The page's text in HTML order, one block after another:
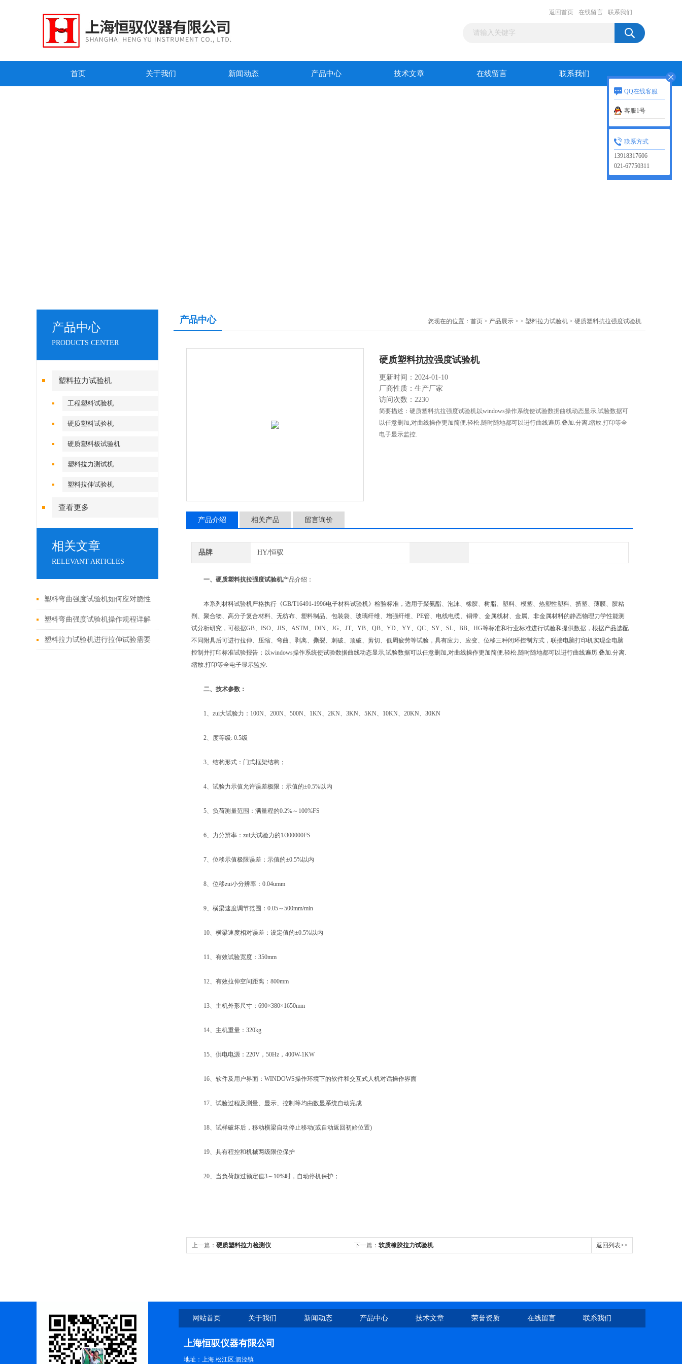
返回首页 在线留言 联系我们
首页 关于我们 新闻动态 产品中心 技术文章 在线留言 联系我们
产品中心
PRODUCTS CENTER
塑料拉力试验机
工程塑料试验机
硬质塑料试验机
硬质塑料板试验机
塑料拉力测试机
塑料拉伸试验机
查看更多
相关文章
RELEVANT ARTICLES
塑料弯曲强度试验机如何应对脆性
材料断裂瞬间？夹具与速度是关键
塑料弯曲强度试验机操作规程详解
塑料拉力试验机进行拉伸试验需要
产品中心 您现在的位置： 首页 > 产品展示 > > 塑料拉力试验机 > 硬质塑料抗拉强度试验机
硬质塑料抗拉强度试验机
更新时间：2024-01-10
厂商性质：生产厂家
访问次数：2230
简要描述：硬质塑料抗拉强度试验机以windows操作系统使试验数据曲线动态显示,试验数据可
以任意删加,对曲线操作更加简便.轻松.随时随地都可以进行曲线遍历.叠加.分离.缩放.打印等全
电子显示监控.
产品介绍 相关产品 留言询价
品牌 HY/恒驭
一、 硬质塑料抗拉强度试验机产品介绍：
本系列材料试验机严格执行《GB/T16491-1996电子材料试验机》检验标准，适用于聚氨酯、泡沫、橡胶、树脂、塑料、模塑、热塑性塑料、挤塑、薄膜、胶粘
剂、聚合物、高分子复合材料、无纺布、塑料制品、包装袋、玻璃纤维、增强纤维、PE管、电线电缆、铜带、金属线材、金属、非金属材料的静态物理力学性能测
试分析研究，可根据GB、ISO、JIS、ASTM、DIN、JG、JT、YB、QB、YD、YY、QC、SY、SL、BB、HG等标准和行业标准进行试验和提供数据，根据产品选配
不同附具后可进行拉伸、压缩、弯曲、剥离、撕裂、刺破、顶破、剪切、低周疲劳等试验，具有应力、应变、位移三种闭环控制方式，联接电脑打印机实现全电脑
控制并打印标准试验报告；以windows操作系统使试验数据曲线动态显示,试验数据可以任意删加,对曲线操作更加简便.轻松.随时随地都可以进行曲线遍历.叠加.分离.
缩放.打印等全电子显示监控.
二、 技术参数：
1、zui大试验力：100N、200N、500N、1KN、2KN、3KN、5KN、10KN、20KN、30KN
2、度等级: 0.5级
3、结构形式：门式框架结构；
4、试验力示值允许误差极限：示值的±0.5%以内
5、负荷测量范围：满量程的0.2%～100%FS
6、力分辨率：zui大试验力的1/300000FS
7、位移示值极限误差：示值的±0.5%以内
8、位移zui小分辨率：0.04umm
9、横梁速度调节范围：0.05～500mm/min
10、横梁速度相对误差：设定值的±0.5%以内
11、有效试验宽度：350mm
12、有效拉伸空间距离：800mm
13、主机外形尺寸：690×380×1650mm
14、主机重量：320kg
15、供电电源：220V，50Hz，400W-1KW
16、软件及用户界面：WINDOWS操作环境下的软件和交互式人机对话操作界面
17、试验过程及测量、显示、控制等均由数显系统自动完成
18、试样破坏后，移动横梁自动停止移动(或自动返回初始位置)
19、具有程控和机械两级限位保护
20、当负荷超过额定值3～10%时，自动停机保护；
上一篇： 硬质塑料拉力检测仪 下一篇： 软质橡胶拉力试验机 返回列表>>
网站首页 关于我们 新闻动态 产品中心 技术文章 荣誉资质 在线留言 联系我们
上海恒驭仪器有限公司
地址：上海.松江区.泗泾镇
QQ在线客服
客服1号
联系方式
13918317606
021-67750311